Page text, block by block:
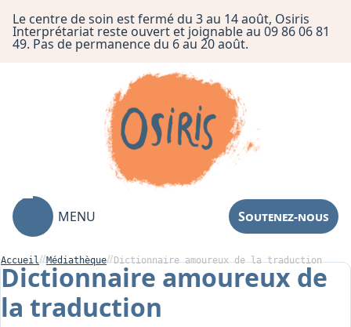
Le centre de soin est fermé du 3 au 14 août, Osiris
Interprétariat reste ouvert et joignable au 09 86 06 81
49. Pas de permanence du 6 au 20 août.
MENU Soutenez-nous
Association
Accueil Médiathèque Dictionnaire amoureux de la traduction
Dictionnaire amoureux de
la traduction